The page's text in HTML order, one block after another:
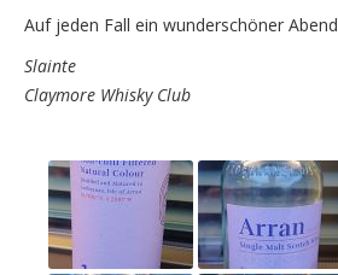
Auf jeden Fall ein wunderschöner Abend
Slainte
Claymore Whisky Club